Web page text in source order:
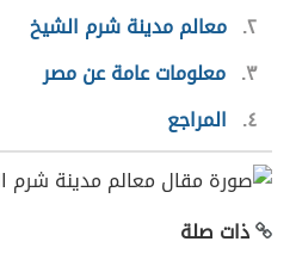
٢ معالم مدينة شرم الشيخ
٣ معلومات عامة عن مصر
٤
المراجع
ذات صلة